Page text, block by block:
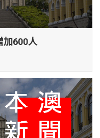
加600人